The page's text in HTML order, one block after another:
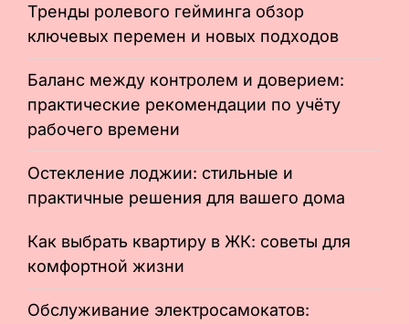
Тренды ролевого гейминга обзор
ключевых перемен и новых подходов
Баланс между контролем и доверием:
практические рекомендации по учёту
рабочего времени
Остекление лоджии: стильные и
практичные решения для вашего дома
Как выбрать квартиру в ЖК: советы для
комфортной жизни
Обслуживание электросамокатов: